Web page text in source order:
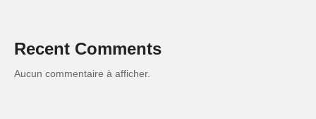
Recent Comments
Aucun commentaire à afficher.